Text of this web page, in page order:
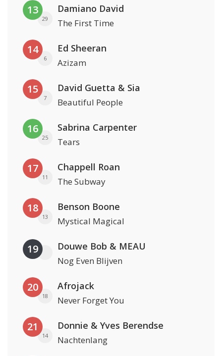
13
29
Damiano David
The First Time
14
6
Ed Sheeran
Azizam
15
7
David Guetta & Sia
Beautiful People
16
25
Sabrina Carpenter
Tears
17
11
Chappell Roan
The Subway
18
13
Benson Boone
Mystical Magical
19 Douwe Bob & MEAU
Nog Even Blijven
20
18
Afrojack
Never Forget You
21
14
Donnie & Yves Berendse
Nachtenlang